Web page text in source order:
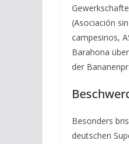
(Asociación
campesinos,
Barahona
der
Besonders
deutschen